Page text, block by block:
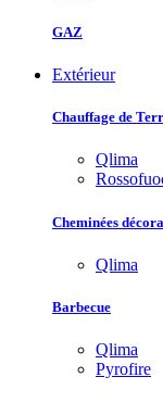
GAZ
Extérieur
Chauffage de
Qlima
Cheminées
Qlima
Barbecue
Qlima
Pyrofire